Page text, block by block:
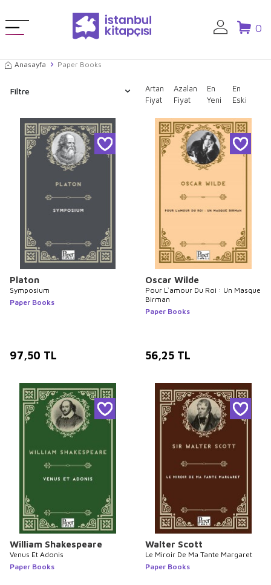
0
Anasayfa Paper Books
Filtre
Artan
Fiyat
Azalan
Fiyat
En
Yeni
En
Eski
Platon
Symposium
Paper Books
97,50 TL
Oscar Wilde
Pour L`amour Du Roi : Un Masque
Birman
Paper Books
56,25 TL
William Shakespeare
Venus Et Adonis
Paper Books
Walter Scott
Le Miroir De Ma Tante Margaret
Paper Books